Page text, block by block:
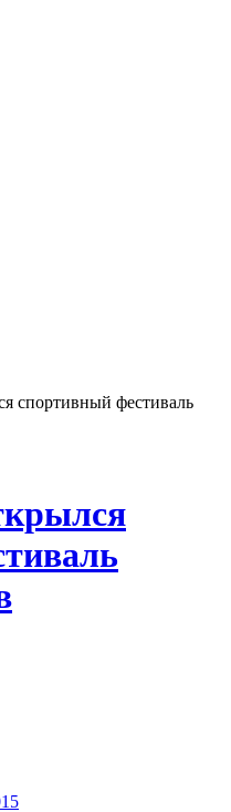
спортивный фестиваль